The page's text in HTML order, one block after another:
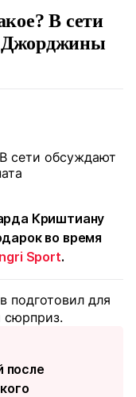
В сети
Джорджины
Криштиану
во время
Sport.
подготовил для
сюрприз.
после